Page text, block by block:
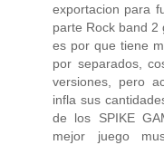
exportacion para
parte Rock band 2
es por que tiene
por separados,
versiones, pero
infla sus
de los SPIKE
mejor juego